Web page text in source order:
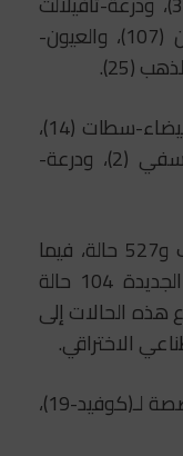
(217)، والشرق (183)، وكلميم-وادنون (107)، والعيون-
أما الوفيات، فتتوزع بين جهات الدار البيضاء-سطات (14)،
والرباط-سلا-القنيطرة (1)، ومراكش-آسفي (2)، ودرعة-
وبلغ مجموع الحالات النشطة 60 ألف و527 حالة، فيما
بلغ عدد الحالات الخطيرة أو الحرجة الجديدة 104 حالة
هذه الحالات إلى
وبلغ معدل ملء أسرة الإنعاش المخصصة لـ(كوفيد-19)،